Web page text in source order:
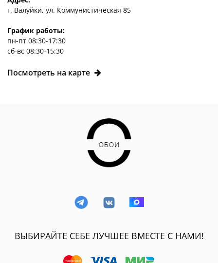
г. Валуйки, ул. Коммунистическая 85
График работы:
пн-пт 08:30-17:30
сб-вс 08:30-15:30
Посмотреть на карте
ВЫБИРАЙТЕ СЕБЕ ЛУЧШЕЕ ВМЕСТЕ С НАМИ!